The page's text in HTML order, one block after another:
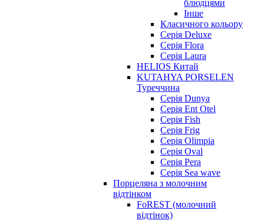
блюдцями
Інше
Класичного кольору
Серія Deluxe
Серія Flora
Серія Laura
HELIOS Китай
KUTAHYA PORSELEN
Туреччина
Серія Dunya
Серія Ent Otel
Серія Fish
Серія Frig
Серія Olimpia
Серія Oval
Серія Pera
Серія Sea wave
Порцеляна з молочним
відтінком
FoREST (молочний
відтінок)